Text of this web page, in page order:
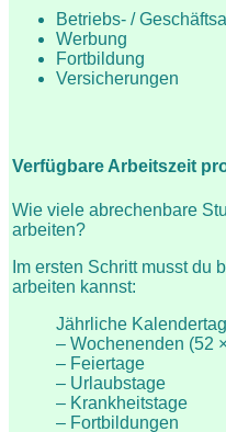
Betriebs- /
Werbung
Fortbildung
Versicherungen
Verfügbare Arbeitszeit
Wie viele abrechenbare
arbeiten?
Im ersten Schritt musst du
arbeiten kannst:
Jährliche
– Wochenenden (52
– Feiertage
– Urlaubstage
– Krankheitstage
– Fortbildungen